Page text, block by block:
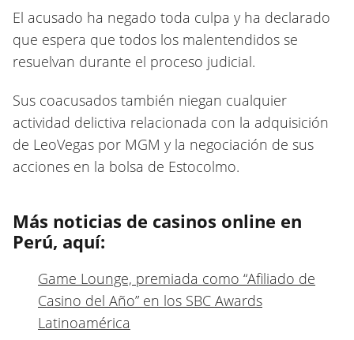
El acusado ha negado toda culpa y ha declarado
que espera que todos los malentendidos se
resuelvan durante el proceso judicial.
Sus coacusados también niegan cualquier
actividad delictiva relacionada con la adquisición
de LeoVegas por MGM y la negociación de sus
acciones en la bolsa de Estocolmo.
Más noticias de casinos online en
Perú, aquí:
Game Lounge, premiada como “Afiliado de
Casino del Año” en los SBC Awards
Latinoamérica